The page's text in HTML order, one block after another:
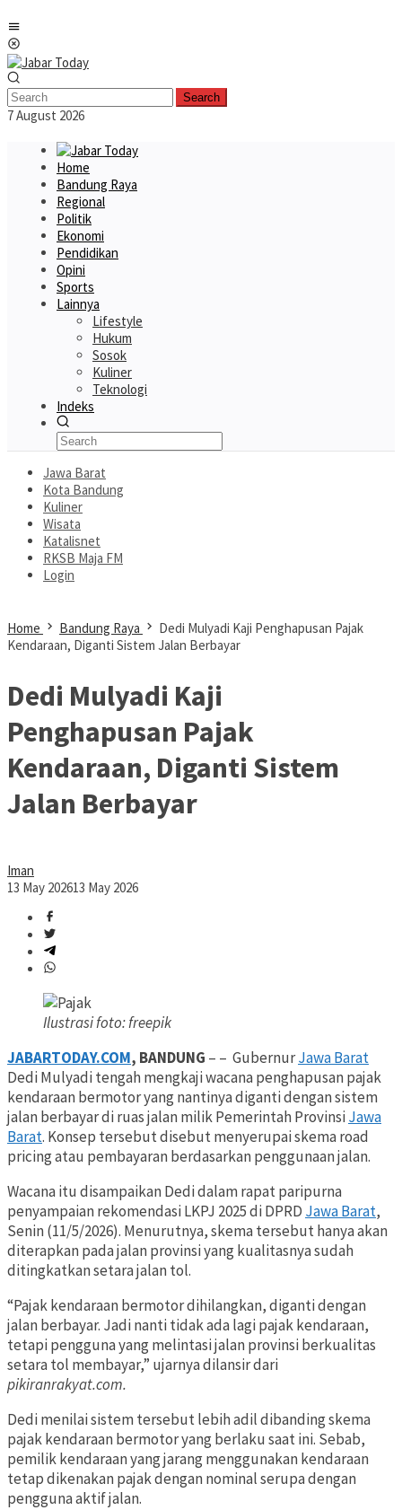
to
content
Search
7 August 2026
Home
Bandung Raya
Regional
Politik
Ekonomi
Pendidikan
Opini
Sports
Lainnya
Lifestyle
Hukum
Sosok
Kuliner
Teknologi
Indeks
Jawa Barat
Kota Bandung
Kuliner
Wisata
Katalisnet
RKSB Maja FM
Login
Home Bandung Raya
Dedi Mulyadi Kaji Penghapusan Pajak
Kendaraan, Diganti Sistem Jalan Berbayar
Dedi Mulyadi Kaji
Penghapusan Pajak
Kendaraan, Diganti Sistem
Jalan Berbayar
Iman
13 May 202613 May 2026
Ilustrasi foto: freepik
JABARTODAY.COM, BANDUNG – – GubernurJawa Barat
Dedi Mulyadi tengah mengkaji wacana penghapusan pajak
kendaraan bermotor yang nantinya diganti dengan sistem
jalan berbayar di ruas jalan milik Pemerintah ProvinsiJawa
Barat. Konsep tersebut disebut menyerupai skema road
pricing atau pembayaran berdasarkan penggunaan jalan.
Wacana itu disampaikan Dedi dalam rapat paripurna
penyampaian rekomendasi LKPJ 2025 di DPRD Jawa Barat,
Senin (11/5/2026). Menurutnya, skema tersebut hanya akan
diterapkan pada jalan provinsi yang kualitasnya sudah
ditingkatkan setara jalan tol.
“Pajak kendaraan bermotor dihilangkan, diganti dengan
jalan berbayar. Jadi nanti tidak ada lagi pajak kendaraan,
tetapi pengguna yang melintasi jalan provinsi berkualitas
setara tol membayar,” ujarnya dilansir dari
pikiranrakyat.com.
Dedi menilai sistem tersebut lebih adil dibanding skema
pajak kendaraan bermotor yang berlaku saat ini. Sebab,
pemilik kendaraan yang jarang menggunakan kendaraan
tetap dikenakan pajak dengan nominal serupa dengan
pengguna aktif jalan.